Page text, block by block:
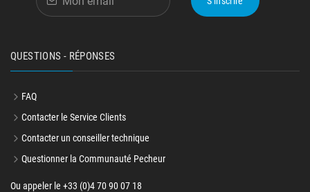
QUESTIONS - RÉPONSES
FAQ
Contacter le Service Clients
Contacter un conseiller technique
Questionner la Communauté Pecheur
Ou appeler le +33 (0)4 70 90 07 18